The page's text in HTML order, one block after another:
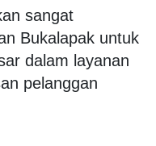
sangat
Bukalapak untuk
dalam layanan
pelanggan